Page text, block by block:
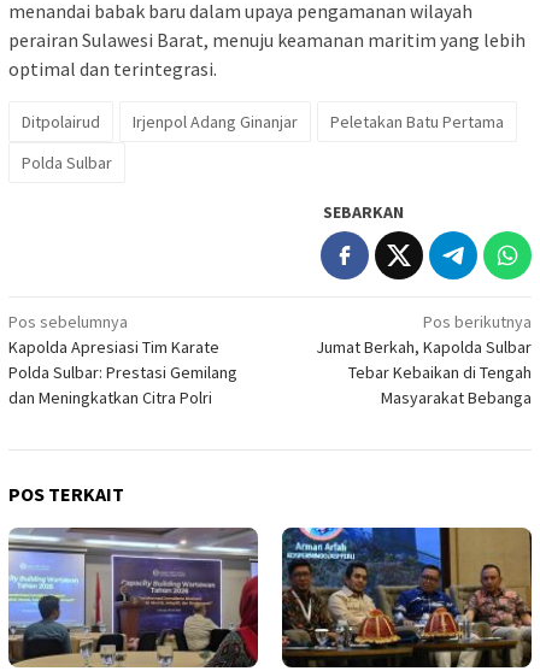
menandai babak baru dalam upaya pengamanan wilayah
perairan Sulawesi Barat, menuju keamanan maritim yang lebih
optimal dan terintegrasi.
Ditpolairud Irjenpol Adang Ginanjar
Peletakan Batu Pertama
Polda Sulbar
SEBARKAN
Navigasi
pos
Pos sebelumnya
Kapolda Apresiasi Tim Karate
Polda Sulbar: Prestasi Gemilang
dan Meningkatkan Citra Polri
Pos berikutnya
Jumat Berkah, Kapolda Sulbar
Tebar Kebaikan di Tengah
Masyarakat Bebanga
POS TERKAIT